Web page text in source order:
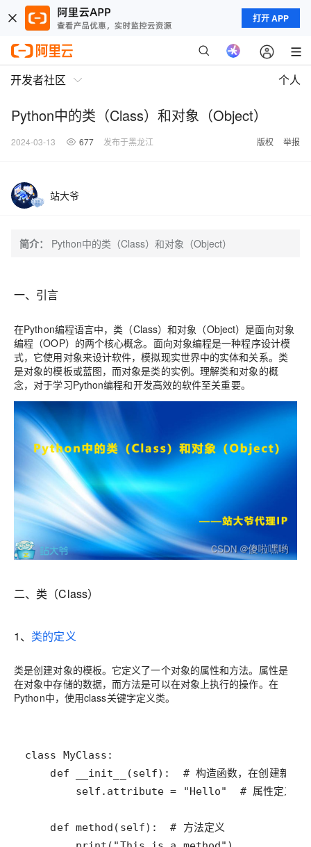
打开 APP
开发者社区 个人
Python中的类（Class）和对象（Object）
2024-03-13 677 发布于黑龙江 版权 举报
站大爷
简介： Python中的类（Class）和对象（Object）
一、引言
在Python编程语言中，类（Class）和对象（Object）是面向对象
编程（OOP）的两个核心概念。面向对象编程是一种程序设计模
式，它使用对象来设计软件，模拟现实世界中的实体和关系。类
是对象的模板或蓝图，而对象是类的实例。理解类和对象的概
念，对于学习Python编程和开发高效的软件至关重要。
二、类（Class）
1、 类的定义
类是创建对象的模板。它定义了一个对象的属性和方法。属性是
在对象中存储的数据，而方法是可以在对象上执行的操作。在
Python中，使用class关键字定义类。